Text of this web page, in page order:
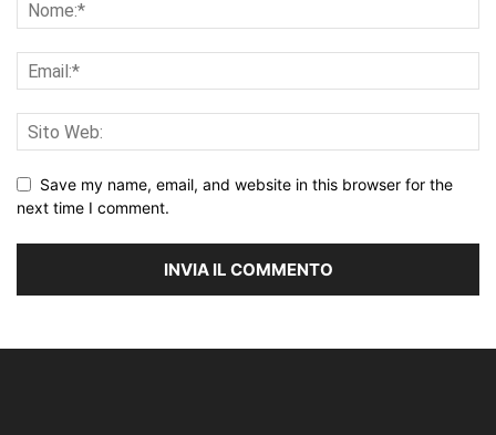
Save my name, email, and website in this browser for the
next time I comment.